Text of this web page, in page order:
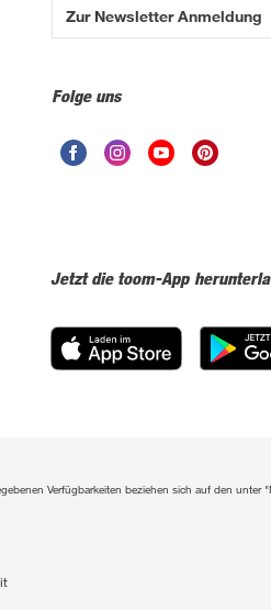
Zur Newsletter Anmeldung
Folge uns
Jetzt die toom-App
Verfügbarkeiten beziehen sich auf den